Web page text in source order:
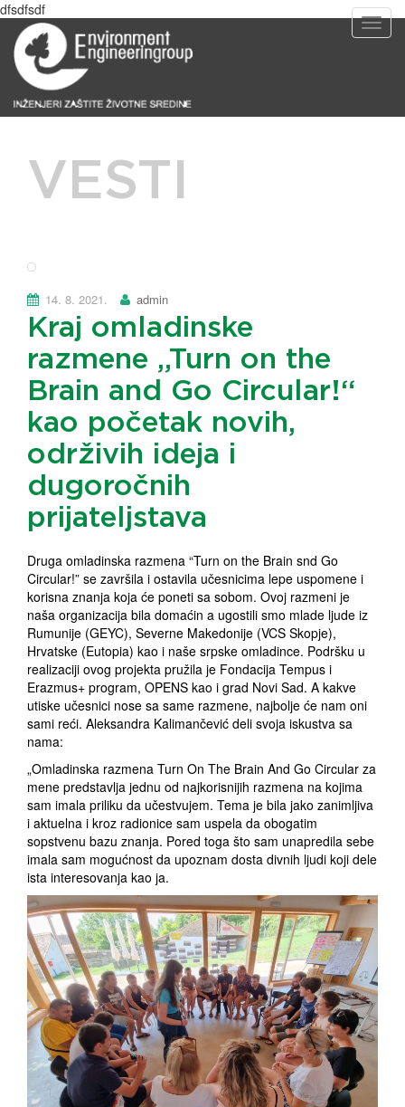
T
o
e
dfsdfsdf
VESTI
14. 8. 2021. admin
Kraj omladinske
razmene „Turn on the
Brain and Go Circular!“
kao početak novih,
održivih ideja i
dugoročnih
prijateljstava
Druga omladinska razmena “Turn on the Brain snd Go
Circular!” se završila i ostavila učesnicima lepe uspomene i
korisna znanja koja će poneti sa sobom. Ovoj razmeni je
naša organizacija bila domaćin a ugostili smo mlade ljude iz
Rumunije (GEYC), Severne Makedonije (VCS Skopje),
Hrvatske (Eutopia) kao i naše srpske omladince. Podršku u
realizaciji ovog projekta pružila je Fondacija Tempus i
Erazmus+ program, OPENS kao i grad Novi Sad. A kakve
utiske učesnici nose sa same razmene, najbolje će nam oni
sami reći. Aleksandra Kalimančević deli svoja iskustva sa
nama:
„Omladinska razmena Turn On The Brain And Go Circular za
mene predstavlja jednu od najkorisnijih razmena na kojima
sam imala priliku da učestvujem. Tema je bila jako zanimljiva
i aktuelna i kroz radionice sam uspela da obogatim
sopstvenu bazu znanja. Pored toga što sam unapredila sebe
imala sam mogućnost da upoznam dosta divnih ljudi koji dele
ista interesovanja kao ja.